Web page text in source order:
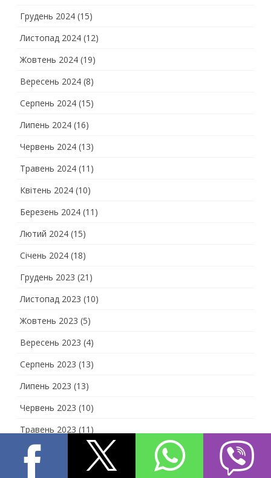
Грудень 2024 (15)
Листопад 2024 (12)
Жовтень 2024 (19)
Вересень 2024 (8)
Серпень 2024 (15)
Липень 2024 (16)
Червень 2024 (13)
Травень 2024 (11)
Квітень 2024 (10)
Березень 2024 (11)
Лютий 2024 (15)
Січень 2024 (18)
Грудень 2023 (21)
Листопад 2023 (10)
Жовтень 2023 (5)
Вересень 2023 (4)
Серпень 2023 (13)
Липень 2023 (13)
Червень 2023 (10)
Травень 2023 (11)
Квітень 2023
(11)